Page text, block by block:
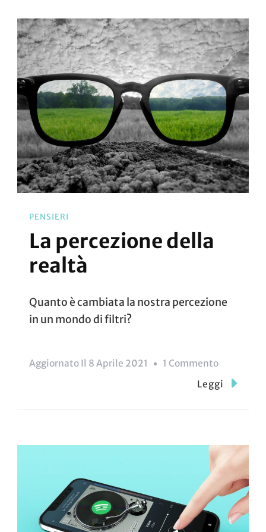
PENSIERI
La percezione della
realtà
Quanto è cambiata la nostra percezione
in un mondo di filtri?
Aggiornato Il 8 Aprile 2021 1 CommentoSu
La
Leggi